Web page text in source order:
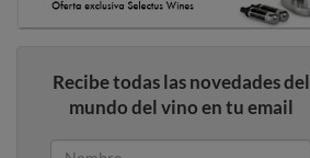
Recibe todas las novedades del
mundo del vino en tu email